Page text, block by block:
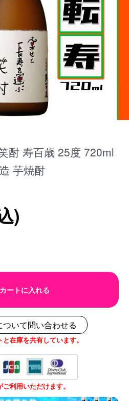
酎 寿百歳 25度 720ml
芋焼酎
)
カートに入れる
ついて問い合わせる
在庫を共有しています。
利用いただけます。